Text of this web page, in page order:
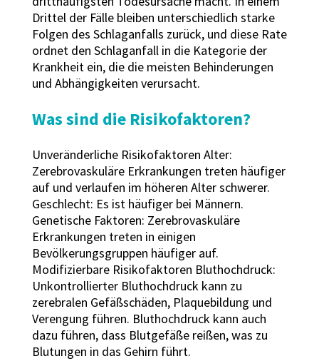
Drittel der Fälle bleiben unterschiedlich starke
Folgen des Schlaganfalls zurück, und diese Rate
ordnet den Schlaganfall in die Kategorie der
Krankheit ein, die die meisten Behinderungen
und Abhängigkeiten verursacht.
Was sind die Risikofaktoren?
Unveränderliche Risikofaktoren Alter:
Zerebrovaskuläre Erkrankungen treten häufiger
auf und verlaufen im höheren Alter schwerer.
Geschlecht: Es ist häufiger bei Männern.
Genetische Faktoren: Zerebrovaskuläre
Erkrankungen treten in einigen
Bevölkerungsgruppen häufiger auf.
Modifizierbare Risikofaktoren Bluthochdruck:
Unkontrollierter Bluthochdruck kann zu
zerebralen Gefäßschäden, Plaquebildung und
Verengung führen. Bluthochdruck kann auch
dazu führen, dass Blutgefäße reißen, was zu
Blutungen in das Gehirn führt.